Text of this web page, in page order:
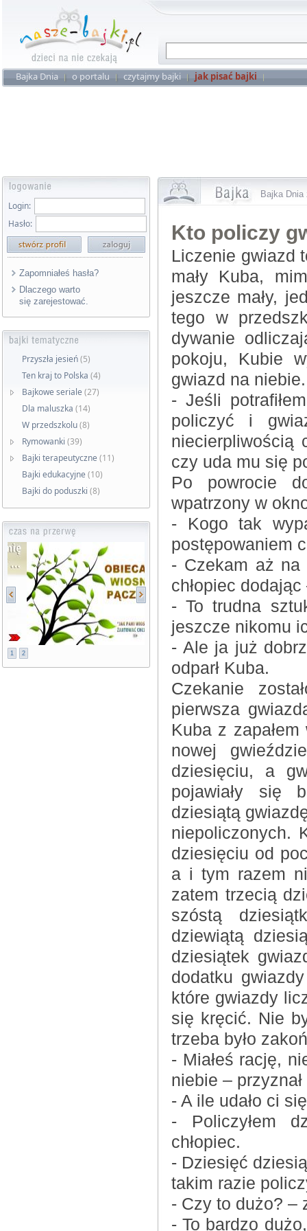
Bajka Dnia o portalu czytajmy bajki jak pisać bajki
Login:
Hasło:
Zapomniałeś hasła?
Dlaczego warto
się zarejestować.
Przyszła jesień(5)
Ten kraj to Polska (4)
Bajkowe seriale (27)
Dla maluszka (14)
W przedszkolu(8)
Rymowanki (39)
Bajki terapeutyczne (11)
Bajki edukacyjne (10)
Bajki do poduszki (8)
1 2
Bajka Dnia
Kto policzy
Liczenie gwiazd
mały Kuba,
jeszcze mały,
tego w
dywanie
pokoju, Kubie
gwiazd na niebie.
- Jeśli
policzyć i
niecierpliwością
czy uda mu się
Po powrocie
wpatrzony w
- Kogo tak
postępowaniem
- Czekam aż na
chłopiec
- To trudna
jeszcze nikomu
- Ale ja już
odparł Kuba.
Czekanie
pierwsza
Kuba z
nowej
dziesięciu, a
pojawiały się
dziesiątą
niepoliczonych.
dziesięciu od
a i tym razem
zatem trzecią
szóstą
dziewiątą
dziesiątek
dodatku
które gwiazdy
się kręcić. Nie
trzeba było
- Miałeś rację,
niebie –
- A ile udało ci
- Policzyłem
chłopiec.
- Dziesięć
takim razie
- Czy to dużo? –
- To bardzo